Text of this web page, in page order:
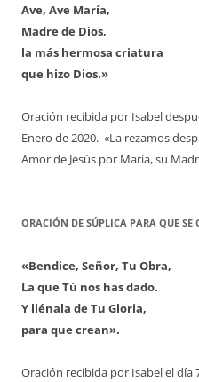
Ave, Ave María,
Madre de Dios,
la más hermosa criatura
que hizo Dios.»
Oración recibida por Isabel
Enero de 2020. «La rezamos
Amor de Jesús por María, su
ORACIÓN DE SÚPLICA PARA QUE SE
«Bendice, Señor, Tu Obra,
La que Tú nos has dado.
Y llénala de Tu Gloria,
para que crean».
Oración recibida por Isabel el día